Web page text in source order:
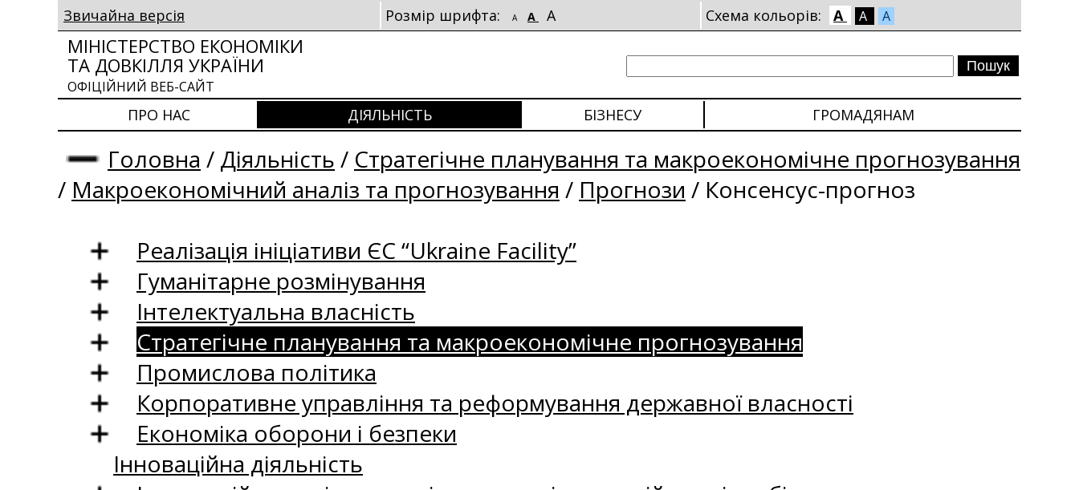
Звичайна версія Розмір шрифта: A A A Схема кольорів: A A A
МІНІСТЕРСТВО ЕКОНОМІКИ
ТА ДОВКІЛЛЯ УКРАЇНИ
ОФІЦІЙНИЙ ВЕБ-САЙТ
ПРО НАС ДІЯЛЬНІСТЬ БІЗНЕСУ ГРОМАДЯНАМ
Головна / Діяльність / Стратегічне планування та макроекономічне прогнозування
/ Макроекономічний аналіз та прогнозування / Прогнози / Консенсус-прогноз
Реалізація ініціативи ЄС “Ukraine Facility”
Гуманітарне розмінування
Інтелектуальна власність
Стратегічне планування та макроекономічне прогнозування
Промислова політика
Корпоративне управління та реформування державної власності
Економіка оборони і безпеки
Інноваційна діяльність